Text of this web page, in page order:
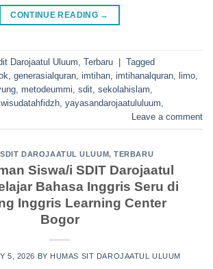
CONTINUE READING →
Darojaatul Uluum Terbaru | Tagged
generasialquran imtihan imtihanalquran limo
metodeummi sdit sekolahislam
wisudatahfidzh yayasandarojaatululuum
Leave a comment
SDIT DAROJAATUL ULUUM,TERBARU
Siswa/i SDIT Darojaatul
Bahasa Inggris Seru di
Inggris Learning Center
Bogor
5, 2026 BY HUMAS SIT DAROJAATUL ULUUM